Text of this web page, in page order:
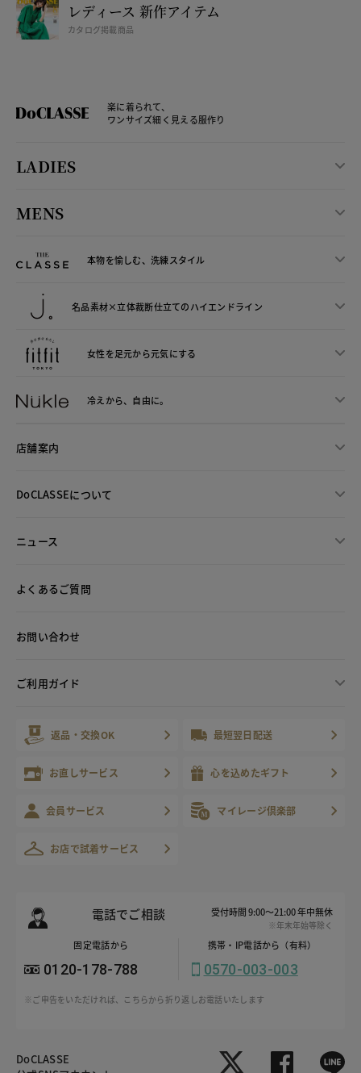
レディース 新作アイテム
カタログ掲載商品
楽に着られて、
ワンサイズ細く見える服作り
LADIES
MENS
本物を愉しむ、洗練スタイル
名品素材×立体裁断仕立てのハイエンドライン
女性を足元から元気にする
冷えから、 自由に。
店舗案内
DoCLASSEについて
ニュース
よくあるご質問
お問い合わせ
ご利用ガイド
返品・交換OK 最短翌日配送
お直しサービス 心を込めたギフト
会員サービス マイレージ倶楽部
お店で試着サービス
電話でご相談 受付時間 9:00～21:00 年中無休
※年末年始等除く
固定電話から
0120-178-788
携帯・IP電話から（有料）
0570-003-003
※ご申告をいただければ、こちらから折り返しお電話いたします
DoCLASSE